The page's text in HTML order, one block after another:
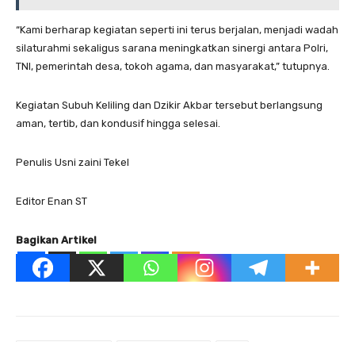
“Kami berharap kegiatan seperti ini terus berjalan, menjadi wadah
silaturahmi sekaligus sarana meningkatkan sinergi antara Polri,
TNI, pemerintah desa, tokoh agama, dan masyarakat,” tutupnya.
Kegiatan Subuh Keliling dan Dzikir Akbar tersebut berlangsung
aman, tertib, dan kondusif hingga selesai.
Penulis Usni zaini Tekel
Editor Enan ST
Bagikan Artikel